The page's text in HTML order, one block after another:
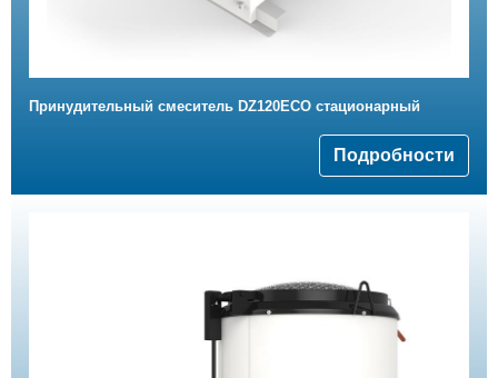
Принудительный смеситель DZ120ECO стационарный
Подробности